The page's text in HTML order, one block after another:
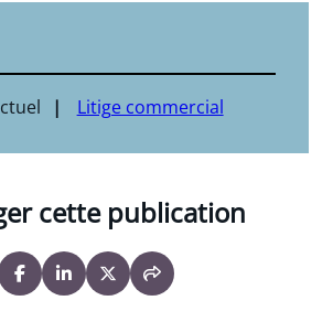
Litige commercial
cette publication